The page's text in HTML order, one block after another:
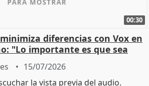
00:30
diferencias con Vox en
"Lo importante es que sea
15/07/2026